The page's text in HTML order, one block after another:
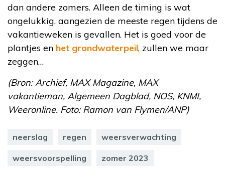
dan andere zomers. Alleen de timing is wat
ongelukkig, aangezien de meeste regen tijdens de
vakantieweken is gevallen. Het is goed voor de
plantjes en het grondwaterpeil, zullen we maar
zeggen…
(Bron: Archief, MAX Magazine, MAX
vakantieman, Algemeen Dagblad, NOS, KNMI,
Weeronline. Foto: Ramon van Flymen/ANP)
neerslag regen weersverwachting
weersvoorspelling zomer 2023